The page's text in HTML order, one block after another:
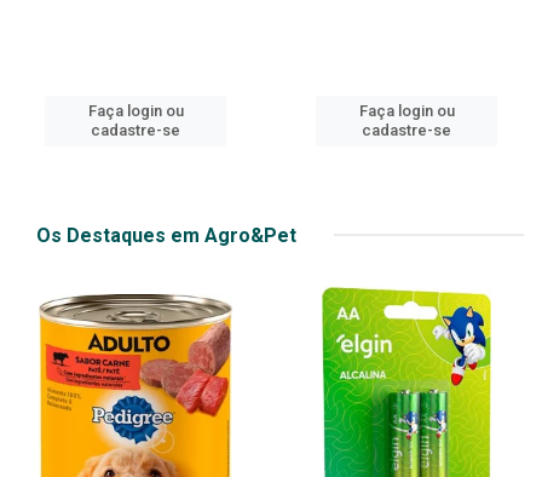
Faça login ou
cadastre-se
Faça login ou
cadastre-se
Os Destaques em Agro&Pet